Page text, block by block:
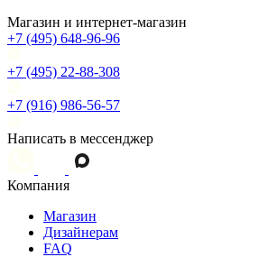
Магазин и интернет-магазин
+7 (495) 648-96-96
+7 (495) 22-88-308
+7 (916) 986-56-57
Написать в мессенджер
Компания
Магазин
Дизайнерам
FAQ